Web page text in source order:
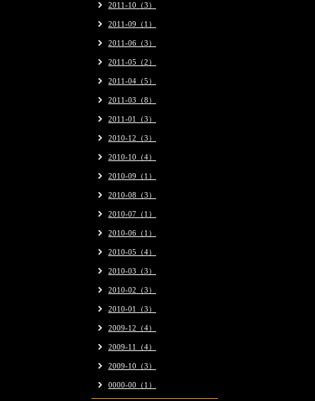
2011-10（3）
2011-09（1）
2011-06（3）
2011-05（2）
2011-04（5）
2011-03（8）
2011-01（3）
2010-12（3）
2010-10（4）
2010-09（1）
2010-08（3）
2010-07（1）
2010-06（1）
2010-05（4）
2010-03（3）
2010-02（3）
2010-01（3）
2009-12（4）
2009-11（4）
2009-10（3）
0000-00（1）